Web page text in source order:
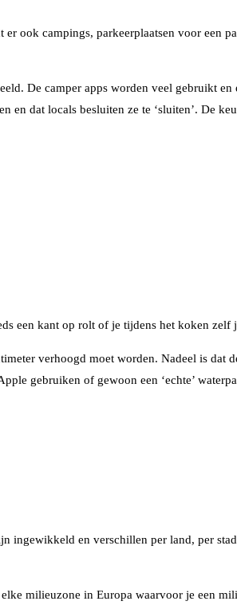
ook campings, parkeerplaatsen voor een
De camper apps worden veel gebruikt
dat locals besluiten ze te ‘sluiten’. De
een kant op rolt of je tijdens het koken zelf
verhoogd moet worden. Nadeel is dat
gebruiken of gewoon een ‘echte’
en verschillen per land, per
milieuzone in Europa waarvoor je een